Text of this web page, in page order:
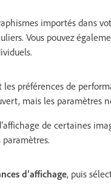
importés dans
Vous pouvez
préférences de
mais les paramètres
de certaines
d’affichage, puis